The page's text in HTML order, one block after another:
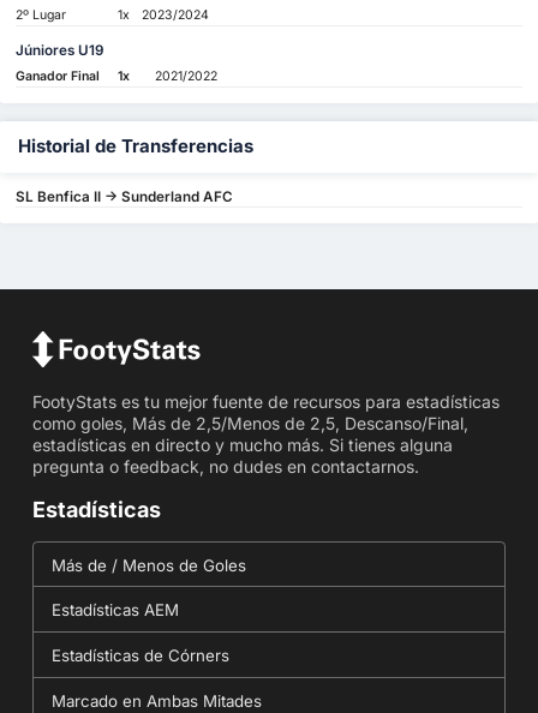
2º Lugar 1x 2023/2024
Júniores U19
Ganador Final 1x 2021/2022
Historial de Transferencias
SL Benfica II -> Sunderland AFC
FootyStats es tu mejor fuente de recursos para estadísticas
como goles, Más de 2,5/Menos de 2,5, Descanso/Final,
estadísticas en directo y mucho más. Si tienes alguna
pregunta o feedback, no dudes en contactarnos.
Estadísticas
Más de / Menos de Goles
Estadísticas AEM
Estadísticas de Córners
Marcado en Ambas Mitades